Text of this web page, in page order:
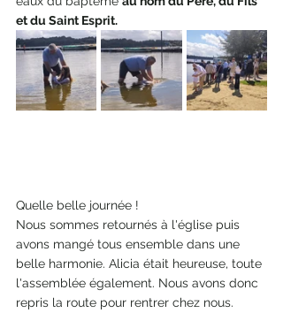
et du Saint Esprit.
Quelle belle journée !
Nous sommes retournés à l'église puis
avons mangé tous ensemble dans une
belle harmonie. Alicia était heureuse, toute
l'assemblée également. Nous avons donc
repris la route pour rentrer chez nous.